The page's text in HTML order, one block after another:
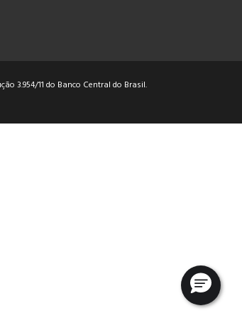
3.954/11 do Banco Central do Brasil.